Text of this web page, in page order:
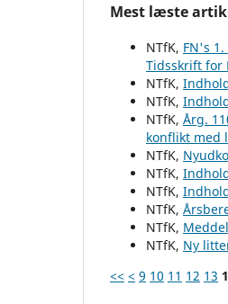
Mest læste
NTfK, FN's
Tidsskrift for
NTfK,
NTfK,
NTfK, Årg.
konflikt med
NTfK,
NTfK,
NTfK,
NTfK,
NTfK,
NTfK, Ny
<< < 9 10 11 12 13